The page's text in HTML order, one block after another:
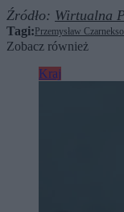
Źródło: Wirtualna
Tagi:Przemysław Czarnek
Zobacz również
Kraj